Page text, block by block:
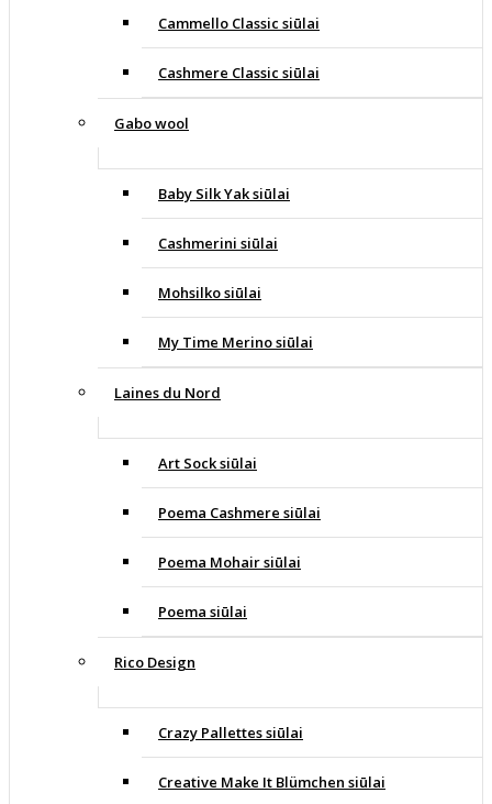
Cammello Classic siūlai
Cashmere Classic siūlai
Gabo wool
Baby Silk Yak siūlai
Cashmerini siūlai
Mohsilko siūlai
My Time Merino siūlai
Laines du Nord
Art Sock siūlai
Poema Cashmere siūlai
Poema Mohair siūlai
Poema siūlai
Rico Design
Crazy Pallettes siūlai
Creative Make It Blümchen siūlai